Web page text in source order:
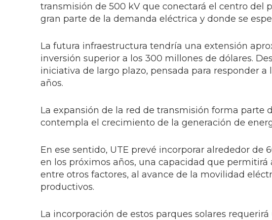
transmisión de 500 kV que conectará el centro del
gran parte de la demanda eléctrica y donde se
La futura infraestructura tendría una extensión
inversión superior a los 300 millones de dólares.
iniciativa de largo plazo, pensada para responder
años.
La expansión de la red de transmisión forma
contempla el crecimiento de la generación de
En ese sentido, UTE prevé incorporar alrededor
en los próximos años, una capacidad que
entre otros factores, al avance de la movilidad
productivos.
La incorporación de estos parques solares